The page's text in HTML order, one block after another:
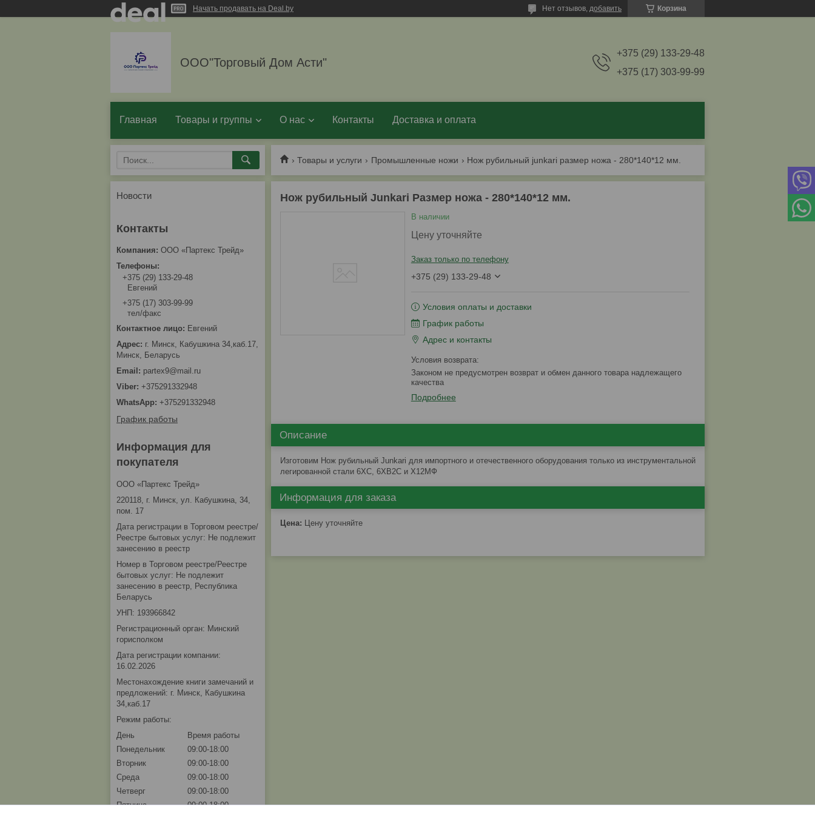
Начать продавать на Deal.by Корзина
Нет отзывов, добавить
ООО"Торговый Дом Асти"
+375 (29) 133-29-48
+375 (17) 303-99-99
Главная Товары и группы О нас Контакты Доставка и оплата
Товары и услуги Промышленные ножи Нож рубильный junkari размер ножа - 280*140*12 мм.
Нож рубильный Junkari Размер ножа - 280*140*12 мм.
В наличии
Цену уточняйте
Заказ только по телефону
+375 (29) 133-29-48
Условия оплаты и доставки
График работы
Адрес и контакты
Законом не предусмотрен возврат и обмен данного товара надлежащего
качества
Подробнее
Описание
Изготовим Нож рубильный Junkari для импортного и отечественного оборудования только из инструментальной
легированной стали 6ХС, 6ХВ2С и Х12МФ
Информация для заказа
Цена: Цену уточняйте
Новости
ООО «Партекс Трейд»
+375 (29) 133-29-48
Евгений
+375 (17) 303-99-99
тел/факс
Евгений
г. Минск, Кабушкина 34,каб.17,
Минск, Беларусь
partex9@mail.ru
+375291332948
+375291332948
График работы
Информация для
покупателя
ООО «Партекс Трейд»
220118, г. Минск, ул. Кабушкина, 34,
пом. 17
Дата регистрации в Торговом реестре/
Реестре бытовых услуг: Не подлежит
занесению в реестр
Номер в Торговом реестре/Реестре
бытовых услуг: Не подлежит
занесению в реестр, Республика
Беларусь
УНП: 193966842
Регистрационный орган: Минский
горисполком
Дата регистрации компании:
16.02.2026
Местонахождение книги замечаний и
предложений: г. Минск, Кабушкина
34,каб.17
Режим работы:
День
Время работы
Понедельник
09:00-18:00
Вторник
09:00-18:00
Среда
09:00-18:00
Четверг
09:00-18:00
Пятница
09:00-18:00